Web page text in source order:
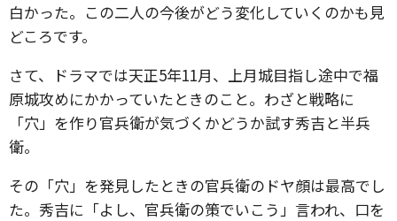
白かった。この二人の今後がどう変化していくのかも見
どころです。
さて、ドラマでは天正5年11月、上月城目指し途中で福
原城攻めにかかっていたときのこと。わざと戦略に
「穴」を作り官兵衛が気づくかどうか試す秀吉と半兵
衛。
その「穴」を発見したときの官兵衛のドヤ顔は最高でし
た。秀吉に「よし、官兵衛の策でいこう」言われ、口を